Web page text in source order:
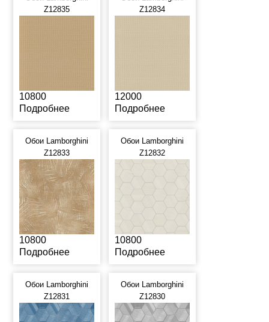
Z12835
10800
Подробнее
Z12834
12000
Подробнее
Обои Lamborghini
Z12833
10800
Подробнее
Обои Lamborghini
Z12832
10800
Подробнее
Обои Lamborghini
Z12831
Обои Lamborghini
Z12830